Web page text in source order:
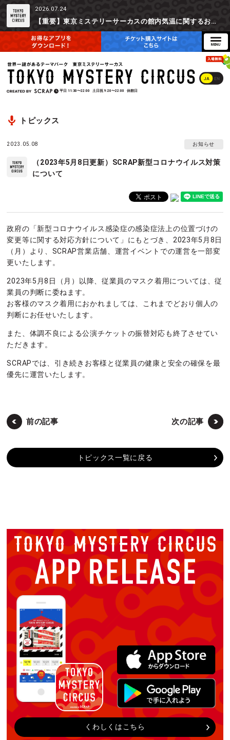
2026.07.24
【重要】東京ミステリーサーカスの館内気温に関するお詫びとご参加辞退時の返金対応について
JA EN
平日 11:30〜22:00 土日祝 9:20〜22:00 休館日
トピックス
2023.05.08 お知らせ
（2023年5月8日更新）SCRAP新型コロナウイルス対策
について
政府の「新型コロナウイルス感染症の感染症法上の位置づけの
変更等に関する対応方針について」にもとづき、2023年5月8日
（月）より、SCRAP営業店舗、運営イベントでの運営を一部変
更いたします。
2023年5月8日（月）以降、従業員のマスク着用については、従
業員の判断に委ねます。
お客様のマスク着用におかれましては、これまでどおり個人の
判断にお任せいたします。
また、体調不良による公演チケットの振替対応も終了させてい
ただきます。
SCRAPでは、引き続きお客様と従業員の健康と安全の確保を最
優先に運営いたします。
前の記事 次の記事
トピックス一覧に戻る
くわしくはこちら